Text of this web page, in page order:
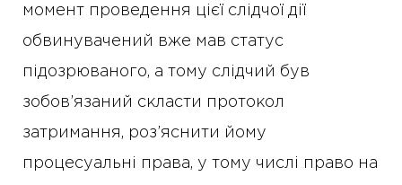
момент проведення цієї слідчої дії
обвинувачений вже мав статус
підозрюваного, а тому слідчий був
зобов’язаний скласти протокол
затримання, роз’яснити йому
процесуальні права, у тому числі право на